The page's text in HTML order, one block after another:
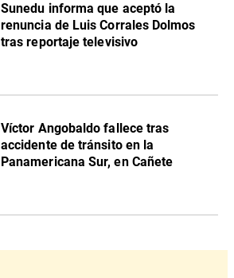
Sunedu informa que aceptó la
renuncia de Luis Corrales Dolmos
tras reportaje televisivo
Víctor Angobaldo fallece tras
accidente de tránsito en la
Panamericana Sur, en Cañete